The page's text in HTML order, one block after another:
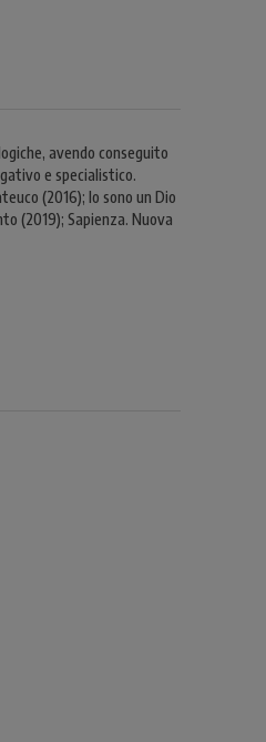
avendo conseguito
e specialistico.
(2016); Io sono un Dio
(2019); Sapienza. Nuova